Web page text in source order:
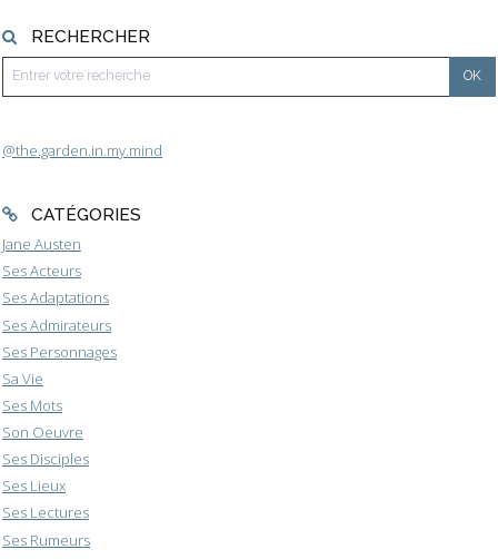
RECHERCHER
@the.garden.in.my.mind
CATÉGORIES
Jane Austen
Ses Acteurs
Ses Adaptations
Ses Admirateurs
Ses Personnages
Sa Vie
Ses Mots
Son Oeuvre
Ses Disciples
Ses Lieux
Ses Lectures
Ses Rumeurs